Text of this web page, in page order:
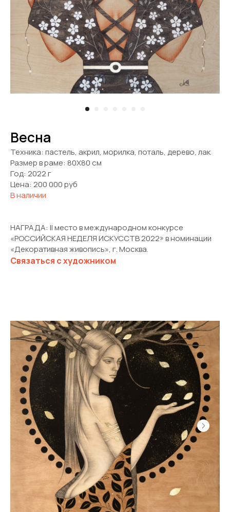
Весна
Техника: пастель, акрил, морилка, поталь, дерево, лак
Размер в раме: 80Х80 см
Год: 2022 г
Цена: 200 000 руб
В наличии
НАГРАДА: II место в международном конкурсе
«РОССИЙСКАЯ НЕДЕЛЯ ИСКУССТВ 2022» в номинации
«Декоративная живопись», г. Москва.
Связаться с художником